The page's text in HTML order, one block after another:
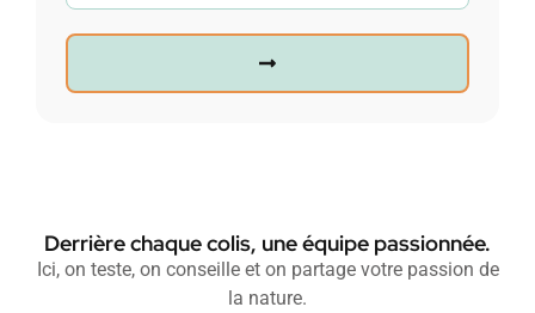
Derrière chaque colis, une équipe passionnée.
Ici, on teste, on conseille et on partage votre passion de
la nature.